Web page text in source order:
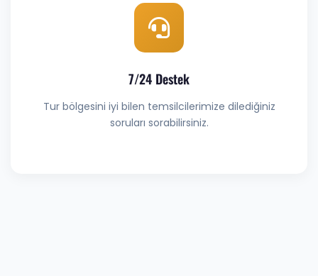
7/24 Destek
Tur bölgesini iyi bilen temsilcilerimize dilediğiniz
soruları sorabilirsiniz.